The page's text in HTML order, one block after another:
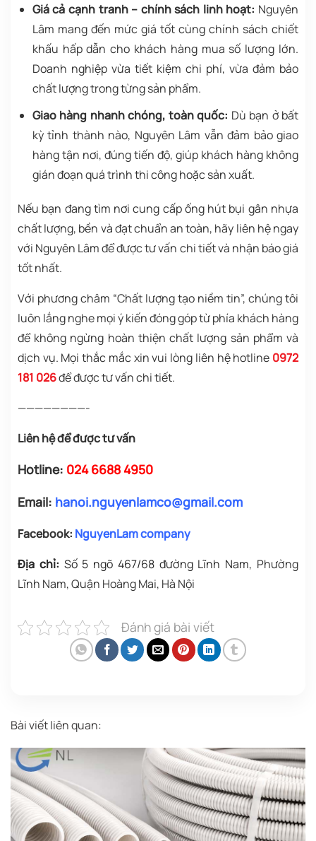
Giá cả cạnh tranh – chính sách linh hoạt: Nguyên
Lâm mang đến mức giá tốt cùng chính sách chiết
khấu hấp dẫn cho khách hàng mua số lượng lớn.
Doanh nghiệp vừa tiết kiệm chi phí, vừa đảm bảo
chất lượng trong từng sản phẩm.
Giao hàng nhanh chóng, toàn quốc: Dù bạn ở bất
kỳ tỉnh thành nào, Nguyên Lâm vẫn đảm bảo giao
hàng tận nơi, đúng tiến độ, giúp khách hàng không
gián đoạn quá trình thi công hoặc sản xuất.
Nếu bạn đang tìm nơi cung cấp ống hút bụi gân nhựa
chất lượng, bền và đạt chuẩn an toàn, hãy liên hệ ngay
với Nguyên Lâm để được tư vấn chi tiết và nhận báo giá
tốt nhất.
Với phương châm “Chất lượng tạo niềm tin”, chúng tôi
luôn lắng nghe mọi ý kiến đóng góp từ phía khách hàng
để không ngừng hoàn thiện chất lượng sản phẩm và
dịch vụ. Mọi thắc mắc xin vui lòng liên hệ hotline 0972
181 026để được tư vấn chi tiết.
————————-
Liên hệ để được tư vấn
Hotline: 024 6688 4950
Email: hanoi.nguyenlamco@gmail.com
Facebook: NguyenLam company
Địa chỉ: Số 5 ngõ 467/68 đường Lĩnh Nam, Phường
Lĩnh Nam, Quận Hoàng Mai, Hà Nội
Đánh giá bài viết
Bài viết liên quan: